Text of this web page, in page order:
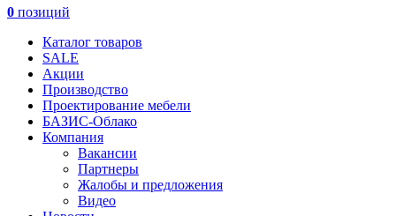
0 позиций
Каталог товаров
SALE
Акции
Производство
Проектирование мебели
БАЗИС-Облако
Компания
Вакансии
Партнеры
Жалобы и предложения
Видео